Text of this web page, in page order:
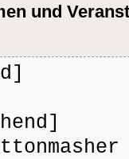
und